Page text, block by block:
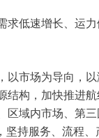
低速增长、运
市场为导向，
构，加快推进
域内市场、第
持服务、流程